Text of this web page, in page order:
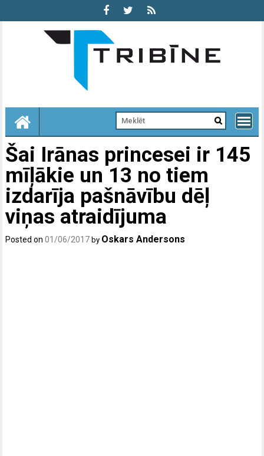
Šai Irānas princesei ir 145
mīļākie un 13 no tiem
izdarīja pašnāvību dēļ
viņas atraidījuma
Posted on01/06/2017 by Oskars Andersons